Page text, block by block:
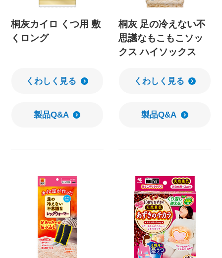
桐灰カイロ くつ用 敷
くロング
くわしく見る
製品Q&A
桐灰 足の冷えない不
思議なもこもこソッ
クス ハイソックス
くわしく見る
製品Q&A